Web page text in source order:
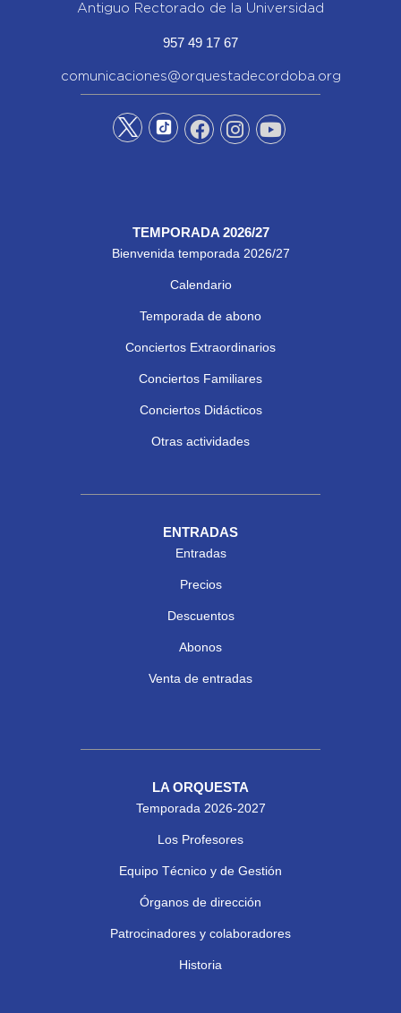
Antiguo Rectorado de la Universidad
957 49 17 67
comunicaciones@orquestadecordoba.org
TEMPORADA 2026/27
Bienvenida temporada 2026/27
Calendario
Temporada de abono
Conciertos Extraordinarios
Conciertos Familiares
Conciertos Didácticos
Otras actividades
ENTRADAS
Entradas
Precios
Descuentos
Abonos
Venta de entradas
LA ORQUESTA
Temporada 2026-2027
Los Profesores
Equipo Técnico y de Gestión
Órganos de dirección
Patrocinadores y colaboradores
Historia